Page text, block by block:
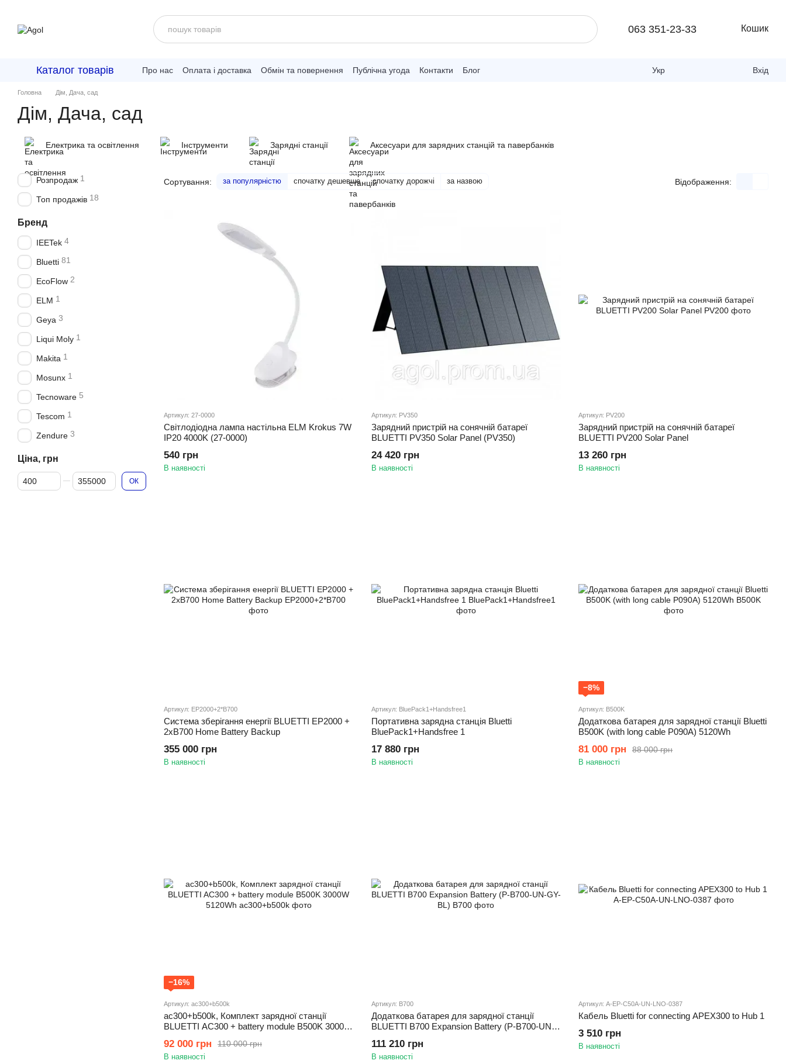
063 351-23-33 Кошик
Каталог товарів Про нас Оплата і доставка Обмін та повернення Публічна угода Контакти Блог Укр Вхід
Головна Дім, Дача, сад
Дім, Дача, сад
Електрика та освітлення Інструменти Зарядні станції Аксесуари для зарядних станцій та павербанків
Сортування: за популярністю спочатку дешевше спочатку дорожчі за назвою Відображення:
Артикул: 27-0000
Світлодіодна лампа настільна ELM Krokus 7W
IP20 4000K (27-0000)
540 грн
В наявності
Артикул: PV350
Зарядний пристрій на сонячній батареї
BLUETTI PV350 Solar Panel (PV350)
24 420 грн
В наявності
Артикул: PV200
Зарядний пристрій на сонячній батареї
BLUETTI PV200 Solar Panel
13 260 грн
В наявності
Артикул: EP2000+2*B700
Система зберігання енергії BLUETTI EP2000 +
2хB700 Home Battery Backup
355 000 грн
В наявності
Артикул: BluePack1+Handsfree1
Портативна зарядна станція Bluetti
BluePack1+Handsfree 1
17 880 грн
В наявності
−8%
Артикул: B500K
Додаткова батарея для зарядної станції Bluetti
B500K (with long cable P090A) 5120Wh
88 000 грн
81 000 грн
В наявності
−16%
Артикул: ac300+b500k
ac300+b500k, Комплект зарядної станції
BLUETTI AC300 + battery module B500K 3000W
110 000 грн
92 000 грн
В наявності
Артикул: B700
Додаткова батарея для зарядної станції
BLUETTI B700 Expansion Battery (P-B700-UN-
111 210 грн
В наявності
Артикул: A-EP-C50A-UN-LNO-0387
Кабель Bluetti for connecting APEX300 to Hub 1
3 510 грн
В наявності
Розпродаж 1
Топ продажів 18
Бренд
IEETek 4
Bluetti 81
EcoFlow 2
ELM 1
Geya 3
Liqui Moly 1
Makita 1
Mosunx 1
Tecnoware 5
Tescom 1
Zendure 3
Ціна, грн
Від Ціна, грн
До Ціна, грн ОК